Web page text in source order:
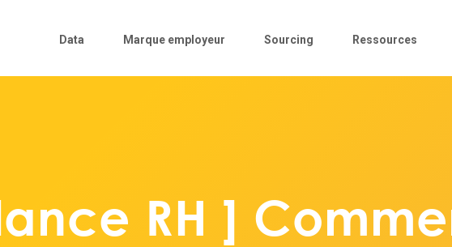
Data Marque employeur Sourcing Ressources
RH ]